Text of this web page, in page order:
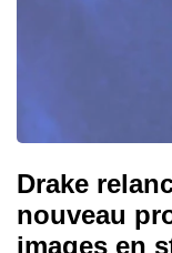
Drake
nouveau
images en